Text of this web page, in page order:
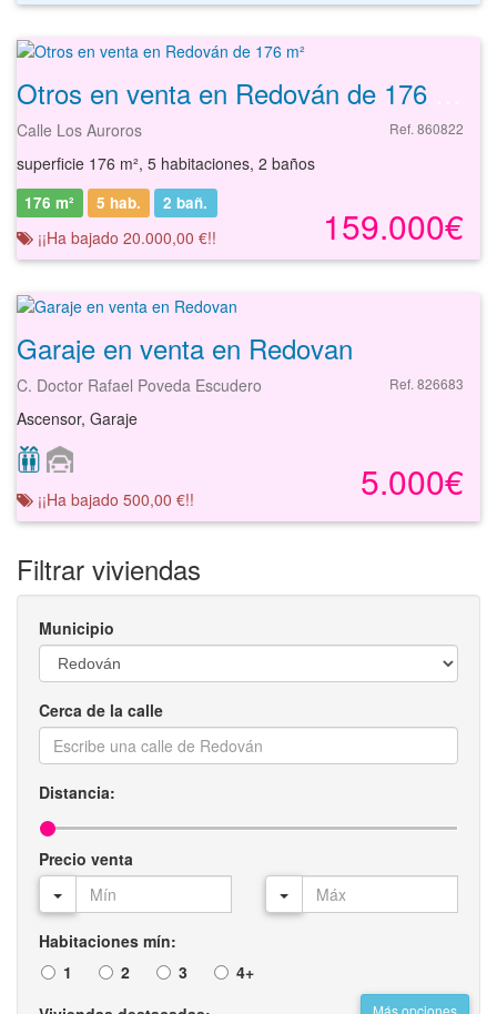
Calle Los Auroros Ref. 860822
superficie 176 m², 5 habitaciones, 2 baños
159.000€
176 m² 5 hab. 2 bañ.
¡¡Ha bajado 20.000,00 €!!
Garaje en venta en Redovan
C. Doctor Rafael Poveda Escudero Ref. 826683
Ascensor, Garaje
5.000€
¡¡Ha bajado 500,00 €!!
Filtrar viviendas
Municipio
Cerca de la calle
Distancia:
Precio venta
Habitaciones mín:
1
2 3 4+
Más opciones